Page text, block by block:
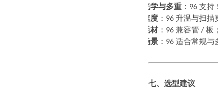
光学与多重 ： 96 支持
速度 ： 96 升温与扫描
耗材： 96 兼容管 / 板
场景 ： 96 适合常规与
七、选型建议